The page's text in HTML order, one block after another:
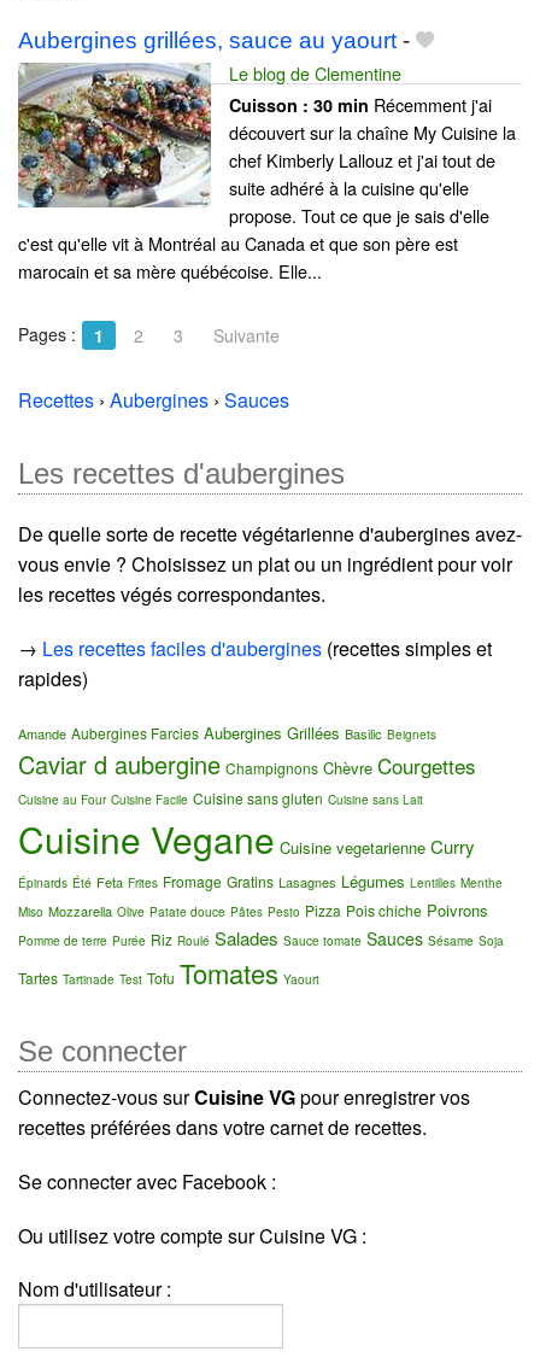
Aubergines grillées, sauce au yaourt -
Le blog de Clementine
Cuisson : 30 min Récemment j'ai
découvert sur la chaîne My Cuisine la
chef Kimberly Lallouz et j'ai tout de
suite adhéré à la cuisine qu'elle
propose. Tout ce que je sais d'elle
c'est qu'elle vit à Montréal au Canada et que son père est
marocain et sa mère québécoise. Elle...
Pages : 1 2 3 Suivante
Recettes › Aubergines › Sauces
Les recettes d'aubergines
De quelle sorte de recette végétarienne d'aubergines avez-
vous envie ? Choisissez un plat ou un ingrédient pour voir
les recettes végés correspondantes.
→ Les recettes faciles d'aubergines (recettes simples et
rapides)
Amande Aubergines Farcies Aubergines Grillées Basilic Beignets
Caviar d aubergine Champignons Chèvre Courgettes
Cuisine au Four Cuisine Facile Cuisine sans gluten Cuisine sans Lait
Cuisine Vegane Cuisine vegetarienne Curry
Épinards Été Feta Frites Fromage Gratins Lasagnes Légumes Lentilles Menthe
Miso Mozzarella Olive Patate douce Pâtes Pesto Pizza Pois chiche Poivrons
Pomme de terre Purée Riz Roulé Salades Sauce tomate Sauces Sésame Soja
Tartes Tartinade Test Tofu Tomates Yaourt
Se connecter
Connectez-vous surCuisine VGpour enregistrer vos
recettes préférées dans votre carnet de recettes.
Se connecter avec Facebook :
Ou utilisez votre compte sur Cuisine VG :
Nom d'utilisateur :